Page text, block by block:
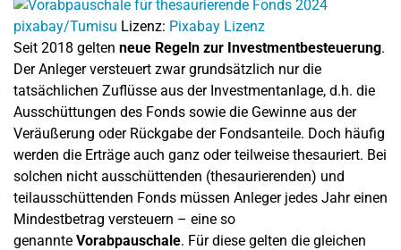
pixabay/Tumisu Lizenz: Pixabay Lizenz
Seit 2018 gelten neue Regeln zur Investmentbesteuerung.
Der Anleger versteuert zwar grundsätzlich nur die
tatsächlichen Zuflüsse aus der Investmentanlage, d.h. die
Ausschüttungen des Fonds sowie die Gewinne aus der
Veräußerung oder Rückgabe der Fondsanteile. Doch häufig
werden die Erträge auch ganz oder teilweise thesauriert. Bei
solchen nicht ausschüttenden (thesaurierenden) und
teilausschüttenden Fonds müssen Anleger jedes Jahr einen
Mindestbetrag versteuern – eine so
genannte Vorabpauschale. Für diese gelten die gleichen